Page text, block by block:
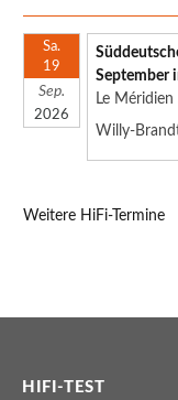
Sa.
19
Sep.
2026
September
Le
Willy-
Weitere HiFi-Termine
HIFI-TEST